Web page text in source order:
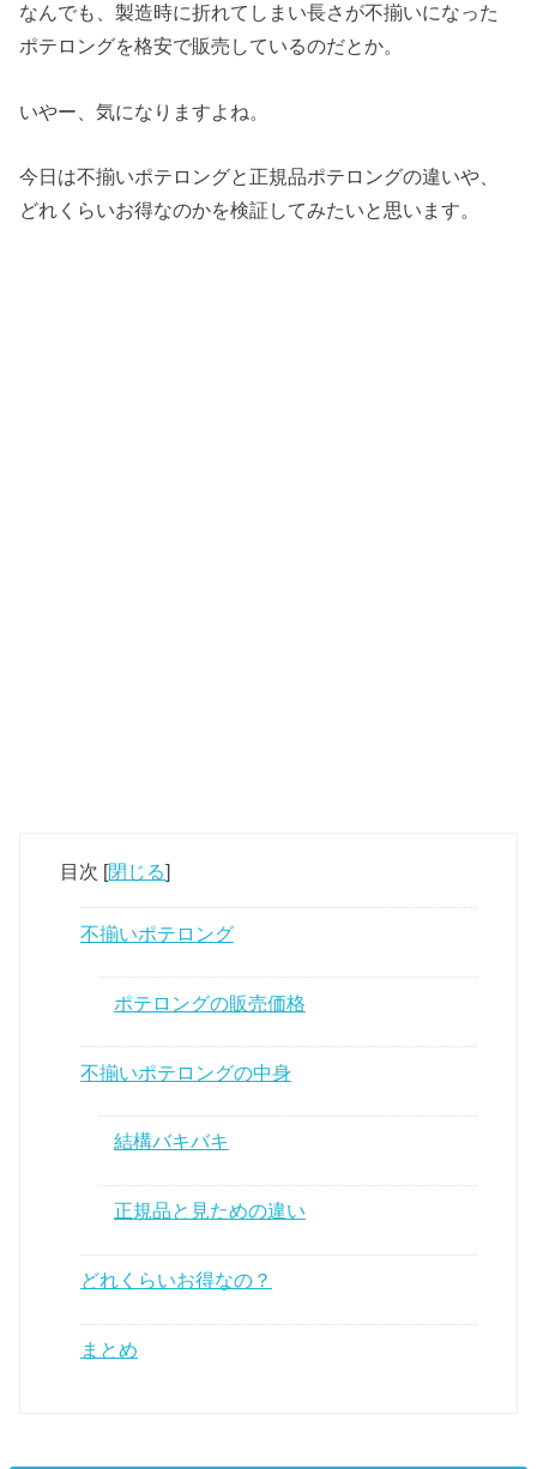
なんでも、製造時に折れてしまい長さが不揃いになった
ポテロングを格安で販売しているのだとか。
いやー、気になりますよね。
今日は不揃いポテロングと正規品ポテロングの違いや、
どれくらいお得なのかを検証してみたいと思います。
目次 [閉じる]
不揃いポテロング
ポテロングの販売価格
不揃いポテロングの中身
結構バキバキ
正規品と見ための違い
どれくらいお得なの？
まとめ